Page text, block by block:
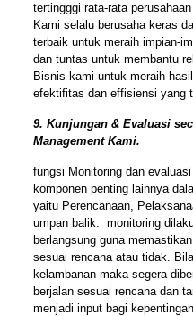
tertingggi rata-rata
Kami selalu berusaha keras
terbaik untuk meraih impian-
dan tuntas untuk membantu
Bisnis kami untuk meraih
efektifitas dan effisiensi yang
9. Kunjungan & Evaluasi
Management Kami.
fungsi Monitoring dan
komponen penting lainnya
yaitu Perencanaan,
umpan balik. monitoring
berlangsung guna
sesuai rencana atau tidak.
kelambanan maka segera
berjalan sesuai rencana dan
menjadi input bagi